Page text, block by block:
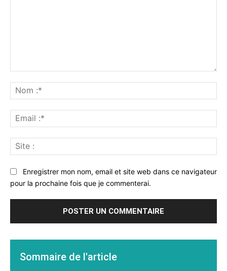
:*
:*
:
Enregistrer mon nom, email et site web dans ce navigateur
pour la prochaine fois que je commenterai.
Sommaire de l'article